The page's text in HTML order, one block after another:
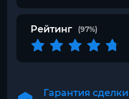
Рейтинг (97%)
Гарантия сделки